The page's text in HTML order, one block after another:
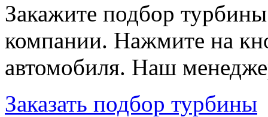
Закажите подбор
компании. Нажмите на
автомобиля. Наш
Заказать подбор турбины